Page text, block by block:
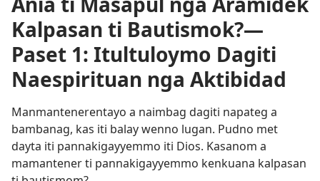
Kalpasan ti Bautismok?—
Paset 1: Itultuloymo Dagiti
Naespirituan nga Aktibidad
Manmantenerentayo a naimbag dagiti napateg a
bambanag, kas iti balay wenno lugan. Pudno met
dayta iti pannakigayyemmo iti Dios. Kasanom a
mamantener ti pannakigayyemmo kenkuana kalpasan